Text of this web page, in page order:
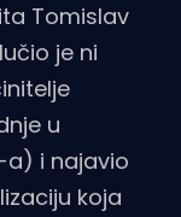
Tomislav
je ni
u
a) i najavio
koja